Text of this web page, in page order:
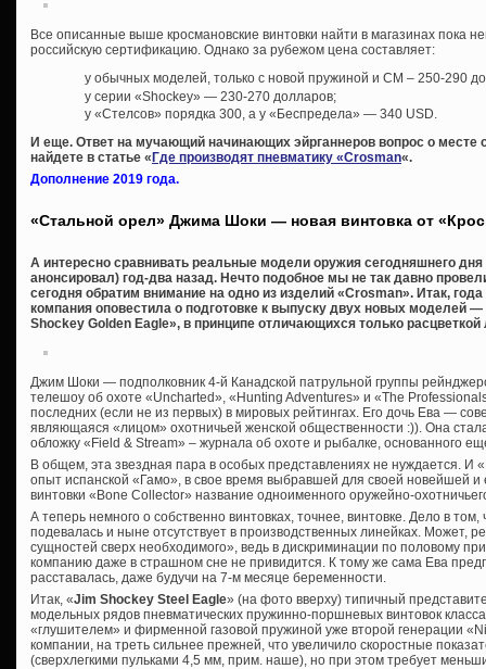
Все описанные выше кросмановские винтовки найти в магазинах пока
российскую сертификацию. Однако за рубежом цена составляет:
у обычных моделей, только с новой пружиной и СМ – 250-290
у серии «Shockey» — 230-270 долларов;
у «Стелсов» порядка 300, а у «Беспредела» — 340 USD.
И еще. Ответ на мучающий начинающих эйрганнеров вопрос о месте
найдете в статье « Где производят пневматику «Crosman«.
Дополнение 2019 года.
«Стальной орел» Джима Шоки — новая винтовка от
А интересно сравнивать реальные модели оружия сегодняшнего
анонсировал) год-два назад. Нечто подобное мы не так давно
сегодня обратим внимание на одно из изделий «Crosman». Итак,
компания оповестила о подготовке к выпуску двух новых моделей
Shockey Golden Eagle», в принципе отличающихся только расцветкой
Джим Шоки — подполковник 4-й Канадской патрульной группы
телешоу об охоте «Uncharted», «Hunting Adventures» и «The
последних (если не из первых) в мировых рейтингах. Его дочь Ева —
являющаяся «лицом» охотничьей женской общественности :)). Она
обложку «Field & Stream» – журнала об охоте и рыбалке, основанного
В общем, эта звездная пара в особых представлениях не нуждается. И
опыт испанской «Гамо», в свое время выбравшей для своей новейшей
винтовки «Bone Collector» название одноименного оружейно-
А теперь немного о собственно винтовках, точнее, винтовке. Дело в
подевалась и ныне отсутствует в производственных линейках. Может,
сущностей сверх необходимого», ведь в дискриминации по половому
компанию даже в страшном сне не привидится. К тому же сама Ева
расставалась, даже будучи на 7-м месяце беременности.
Итак, «Jim Shockey Steel Eagle» (на фото вверху) типичный
модельных рядов пневматических пружинно-поршневых винтовок
«глушителем» и фирменной газовой пружиной уже второй генерации
компании, на треть сильнее прежней, что увеличило скоростные
(сверхлегкими пульками 4,5 мм, прим. наше), но при этом требует